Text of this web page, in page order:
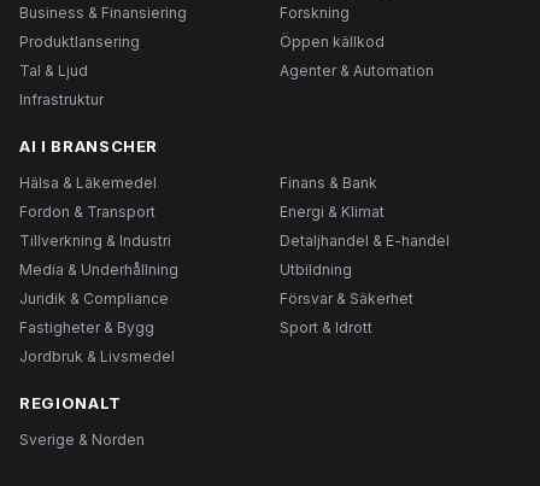
Business & Finansiering
Forskning
Produktlansering
Öppen källkod
Tal & Ljud
Agenter & Automation
Infrastruktur
AI I BRANSCHER
Hälsa & Läkemedel
Finans & Bank
Fordon & Transport
Energi & Klimat
Tillverkning & Industri
Detaljhandel & E-handel
Media & Underhållning
Utbildning
Juridik & Compliance
Försvar & Säkerhet
Fastigheter & Bygg
Sport & Idrott
Jordbruk & Livsmedel
REGIONALT
Sverige & Norden